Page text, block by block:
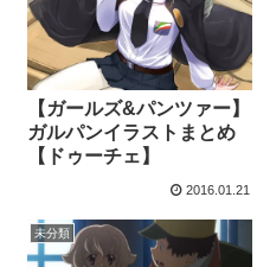
【ガールズ&パンツァー】
ガルパンイラストまとめ
【ドゥーチェ】
2016.01.21
未分類